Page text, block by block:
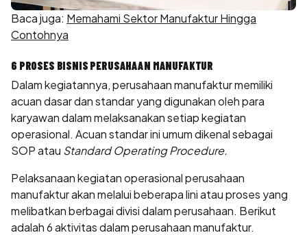
Baca juga: Memahami Sektor Manufaktur Hingga
Contohnya
6 PROSES BISNIS PERUSAHAAN MANUFAKTUR
Dalam kegiatannya, perusahaan manufaktur memiliki
acuan dasar dan standar yang digunakan oleh para
karyawan dalam melaksanakan setiap kegiatan
operasional. Acuan standar ini umum dikenal sebagai
SOP atau Standard Operating Procedure.
Pelaksanaan kegiatan operasional perusahaan
manufaktur akan melalui beberapa lini atau proses yang
melibatkan berbagai divisi dalam perusahaan. Berikut
adalah 6 aktivitas dalam perusahaan manufaktur.